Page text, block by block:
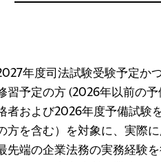
年度司法試験受験予定か
習予定の方 (2026年以前の予
者および2026年度予備試験
方を含む）を対象に、実際
先端の企業法務の実務経験